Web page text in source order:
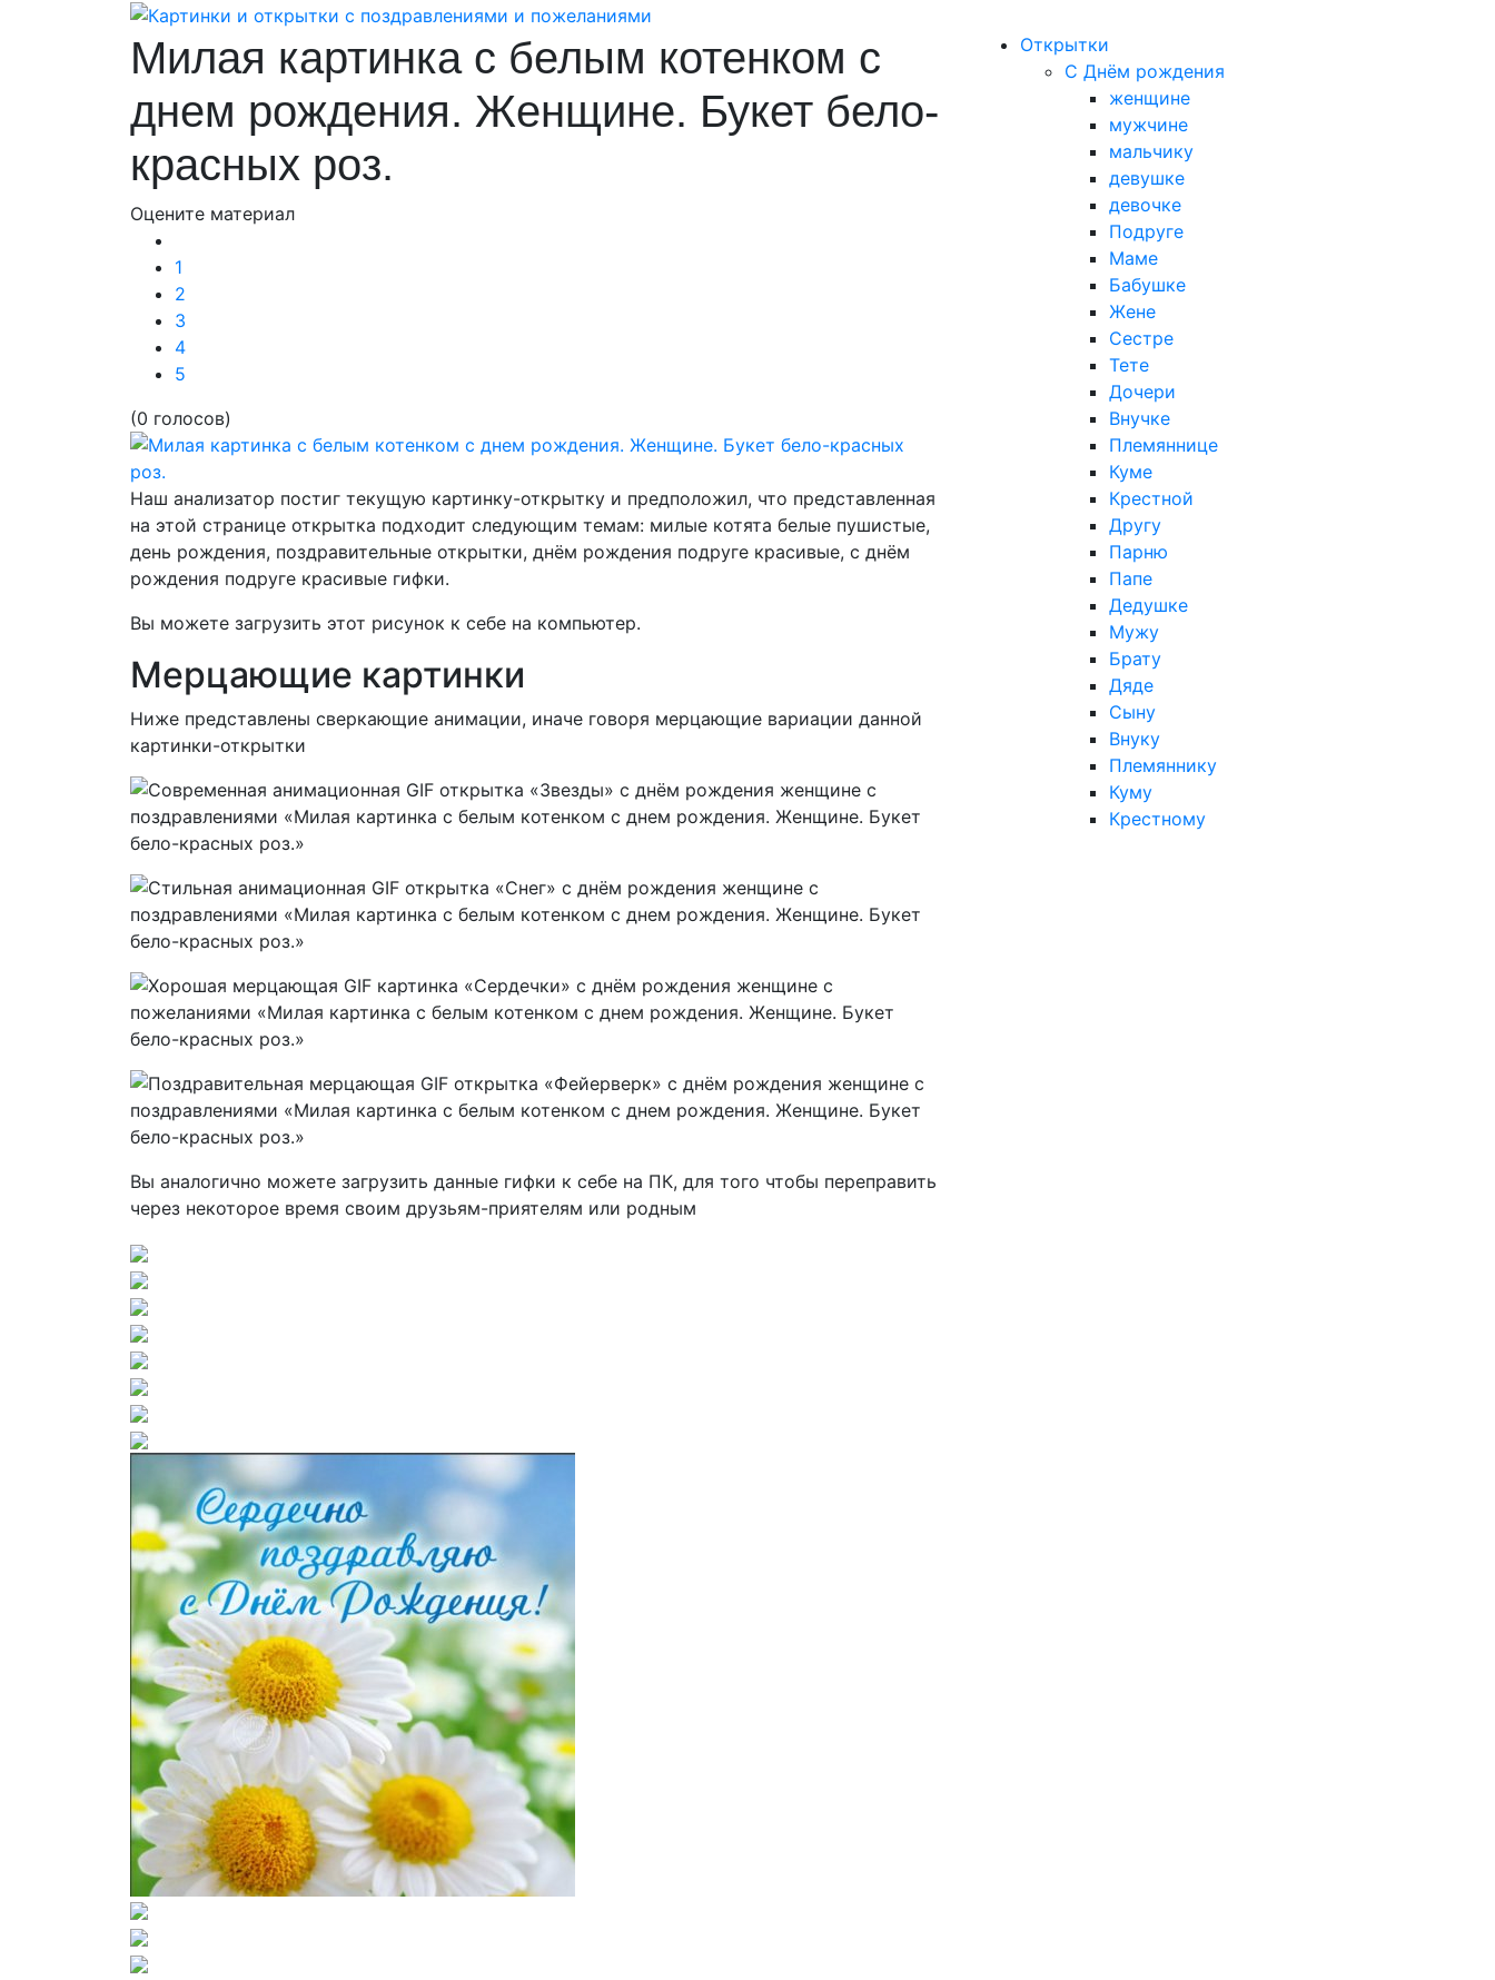
Милая картинка с белым котенком с
днем рождения. Женщине. Букет бело-
красных роз.
Оцените материал
1
2
3
4
5
(0 голосов)
Наш анализатор постиг текущую картинку-открытку и предположил, что представленная
на этой странице открытка подходит следующим темам: милые котята белые пушистые,
день рождения, поздравительные открытки, днём рождения подруге красивые, с днём
рождения подруге красивые гифки.
Вы можете загрузить этот рисунок к себе на компьютер.
Мерцающие картинки
Ниже представлены сверкающие анимации, иначе говоря мерцающие вариации данной
картинки-открытки
Вы аналогично можете загрузить данные гифки к себе на ПК, для того чтобы переправить
через некоторое время своим друзьям-приятелям или родным
Открытки
С Днём рождения
женщине
мужчине
мальчику
девушке
девочке
Подруге
Маме
Бабушке
Жене
Сестре
Тете
Дочери
Внучке
Племяннице
Куме
Крестной
Другу
Парню
Папе
Дедушке
Мужу
Брату
Дяде
Сыну
Внуку
Племяннику
Куму
Крестному